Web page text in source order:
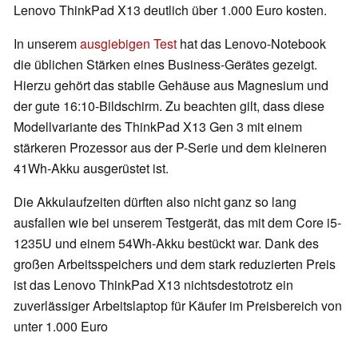
Lenovo ThinkPad X13 deutlich über 1.000 Euro kosten.
In unseremausgiebigen Test hat das Lenovo-Notebook
die üblichen Stärken eines Business-Gerätes gezeigt.
Hierzu gehört das stabile Gehäuse aus Magnesium und
der gute 16:10-Bildschirm. Zu beachten gilt, dass diese
Modellvariante des ThinkPad X13 Gen 3 mit einem
stärkeren Prozessor aus der P-Serie und dem kleineren
41Wh-Akku ausgerüstet ist.
Die Akkulaufzeiten dürften also nicht ganz so lang
ausfallen wie bei unserem Testgerät, das mit dem Core i5-
1235U und einem 54Wh-Akku bestückt war. Dank des
großen Arbeitsspeichers und dem stark reduzierten Preis
ist das Lenovo ThinkPad X13 nichtsdestotrotz ein
zuverlässiger Arbeitslaptop für Käufer im Preisbereich von
unter 1.000 Euro